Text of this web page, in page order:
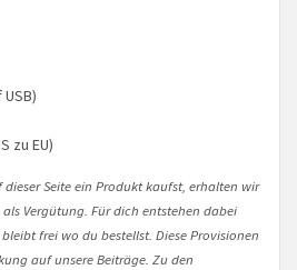
zu EU)
Seite ein Produkt kaufst, erhalten wir
Vergütung. Für dich entstehen dabei
frei wo du bestellst. Diese Provisionen
auf unsere Beiträge. Zu den